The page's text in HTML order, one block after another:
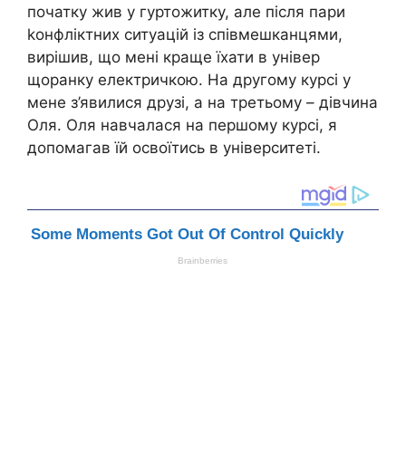
початку жив у гуртожитку, але після пари
kонфліктних ситуацій із співмешканцями,
вирішив, що мені краще їхати в універ
щоранку електричкою. На другому курсі у
мене з’явилися друзі, а на третьому – дівчина
Оля. Оля навчалася на першому курсі, я
допомагав їй освоїтись в університеті.